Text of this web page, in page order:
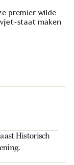
premier wilde
staat maken
Historisch